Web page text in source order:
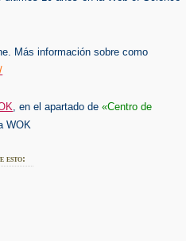
Más información sobre como
, en el apartado de«Centro de
WOK
esto: